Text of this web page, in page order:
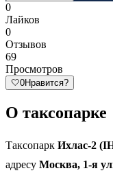
0
Лайков
0
Отзывов
69
Просмотров
🤍0Нравится?
О таксопарке
Таксопарк Ихлас-2
адресу Москва, 1-я